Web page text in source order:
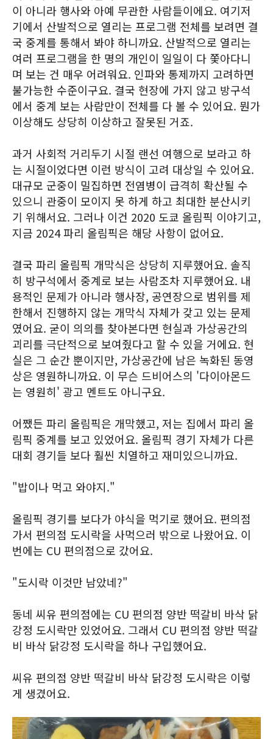
이 아니라 행사와 아예 무관한 사람들이에요. 여기저
기에서 산발적으로 열리는 프로그램 전체를 보려면 결
국 중계를 통해서 봐야 하니까요. 산발적으로 열리는
여러 프로그램을 한 명의 개인이 일일이 다 쫓아다니
며 보는 건 매우 어려워요. 인파와 통제까지 고려하면
불가능한 수준이구요. 결국 현장에 가지 않고 방구석
에서 중계 보는 사람만이 전체를 다 볼 수 있어요. 뭔가
이상해도 상당히 이상하고 잘못된 거죠.
과거 사회적 거리두기 시절 랜선 여행으로 보라고 하
는 시절이었다면 이런 방식이 고려 대상일 수 있어요.
대규모 군중이 밀집하면 전염병이 급격히 확산될 수
있으니 관중이 모이지 못 하게 하고 최대한 분산시키
기 위해서요. 그러나 이건 2020 도쿄 올림픽 이야기고,
지금 2024 파리 올림픽은 해당 사항이 없어요.
결국 파리 올림픽 개막식은 상당히 지루했어요. 솔직
히 방구석에서 중계로 보는 사람조차 지루했어요. 내
용적인 문제가 아니라 행사장, 공연장으로 범위를 제
한해서 진행하지 않는 개막식 자체가 갖고 있는 문제
였어요. 굳이 의의를 찾아본다면 현실과 가상공간의
괴리를 극단적으로 보여줬다고 할 수 있을 거에요. 현
실은 그 순간 뿐이지만, 가상공간에 남은 녹화된 동영
상은 영원하니까요. 이 무슨 드비어스의 '다이아몬드
는 영원히' 광고 멘트도 아니구요.
어쨌든 파리 올림픽은 개막했고, 저는 집에서 파리 올
림픽 중계를 보고 있었어요. 올림픽 경기 자체가 다른
대회 경기들 보다 훨씬 치열하고 재미있으니까요.
"밥이나 먹고 와야지."
올림픽 경기를 보다가 야식을 먹기로 했어요. 편의점
가서 편의점 도시락을 사먹으러 밖으로 나왔어요. 이
번에는 CU 편의점으로 갔어요.
"도시락 이것만 남았네?"
동네 씨유 편의점에는 CU 편의점 양반 떡갈비 바삭 닭
강정 도시락만 있었어요. 그래서 CU 편의점 양반 떡갈
비 바삭 닭강정 도시락을 하나 구입했어요.
씨유 편의점 양반 떡갈비 바삭 닭강정 도시락은 이렇
게 생겼어요.